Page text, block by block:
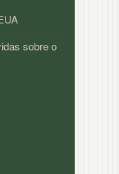
sobre o